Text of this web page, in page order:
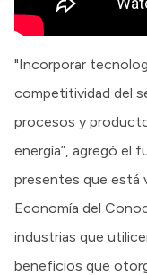
"Incorporar
competitividad del
procesos y
energía”, agregó el
presentes que está
Economía del
industrias que
beneficios que